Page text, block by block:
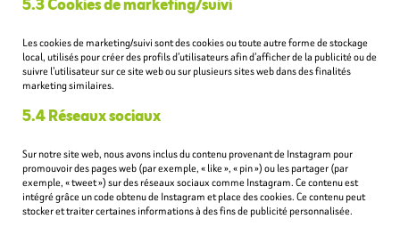
5.3 Cookies de marketing/suivi
Les cookies de marketing/suivi sont des cookies ou toute autre forme de stockage
local, utilisés pour créer des profils d’utilisateurs afin d’afficher de la publicité ou de
suivre l’utilisateur sur ce site web ou sur plusieurs sites web dans des finalités
marketing similaires.
5.4 Réseaux sociaux
Sur notre site web, nous avons inclus du contenu provenant de Instagram pour
promouvoir des pages web (par exemple, « like », « pin ») ou les partager (par
exemple, « tweet ») sur des réseaux sociaux comme Instagram. Ce contenu est
intégré grâce un code obtenu de Instagram et place des cookies. Ce contenu peut
stocker et traiter certaines informations à des fins de publicité personnalisée.